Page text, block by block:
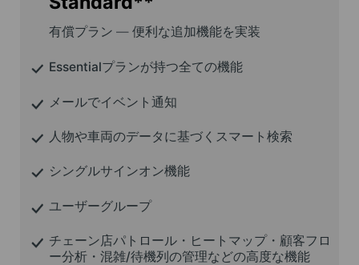
有償プラン ― 便利な追加機能を実装
Essentialプランが持つ全ての機能
メールでイベント通知
人物や車両のデータに基づくスマート検索
シングルサインオン機能
ユーザーグループ
チェーン店パトロール・ヒートマップ・顧客フロ
ー分析・混雑/待機列の管理などの高度な機能